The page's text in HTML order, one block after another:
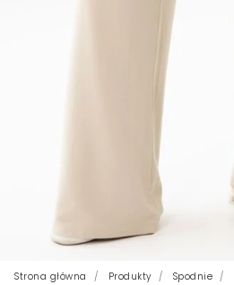
Strona główna Produkty Spodnie